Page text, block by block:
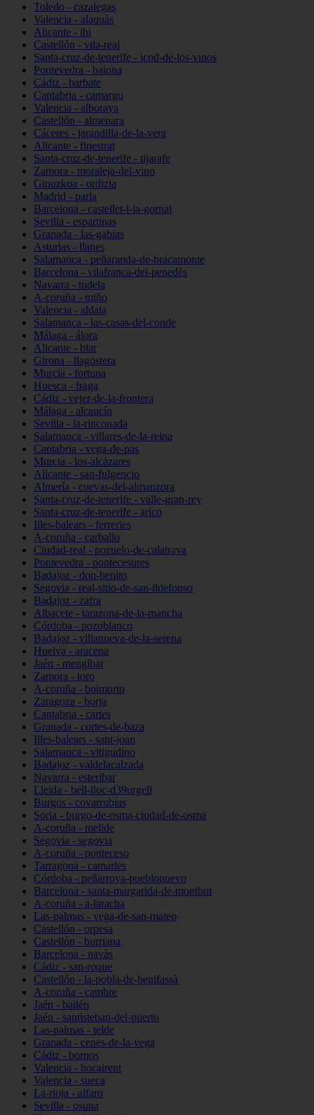
Toledo - cazalegas
Valencia - alaquàs
Alicante - ibi
Castellón - vila-real
Santa-cruz-de-tenerife - icod-de-los-vinos
Pontevedra - baiona
Cádiz - barbate
Cantabria - camargo
Valencia - alboraya
Castellón - almenara
Cáceres - jarandilla-de-la-vera
Alicante - finestrat
Santa-cruz-de-tenerife - tijarafe
Zamora - moraleja-del-vino
Gipuzkoa - ordizia
Madrid - parla
Barcelona - castellet-i-la-gornal
Sevilla - espartinas
Granada - las-gabias
Asturias - llanes
Salamanca - peñaranda-de-bracamonte
Barcelona - vilafranca-del-penedès
Navarra - tudela
A-coruña - miño
Valencia - aldaia
Salamanca - las-casas-del-conde
Málaga - álora
Alicante - biar
Girona - llagostera
Murcia - fortuna
Huesca - fraga
Cádiz - vejer-de-la-frontera
Málaga - alcaucín
Sevilla - la-rinconada
Salamanca - villares-de-la-reina
Cantabria - vega-de-pas
Murcia - los-alcázares
Alicante - san-fulgencio
Almería - cuevas-del-almanzora
Santa-cruz-de-tenerife - valle-gran-rey
Santa-cruz-de-tenerife - arico
Illes-balears - ferreries
A-coruña - carballo
Ciudad-real - pozuelo-de-calatrava
Pontevedra - pontecesures
Badajoz - don-benito
Segovia - real-sitio-de-san-ildefonso
Badajoz - zafra
Albacete - tarazona-de-la-mancha
Córdoba - pozoblanco
Badajoz - villanueva-de-la-serena
Huelva - aracena
Jaén - mengíbar
Zamora - toro
A-coruña - boimorto
Zaragoza - borja
Cantabria - cartes
Granada - cortes-de-baza
Illes-balears - sant-joan
Salamanca - vitigudino
Badajoz - valdelacalzada
Navarra - esteribar
Lleida - bell-lloc-d39urgell
Burgos - covarrubias
Soria - burgo-de-osma-ciudad-de-osma
A-coruña - melide
Segovia - segovia
A-coruña - ponteceso
Tarragona - camarles
Córdoba - peñarroya-pueblonuevo
Barcelona - santa-margarida-de-montbui
A-coruña - a-laracha
Las-palmas - vega-de-san-mateo
Castellón - orpesa
Castellón - burriana
Barcelona - navàs
Cádiz - san-roque
Castellón - la-pobla-de-benifassà
A-coruña - cambre
Jaén - bailén
Jaén - santisteban-del-puerto
Las-palmas - telde
Granada - cenes-de-la-vega
Cádiz - bornos
Valencia - bocairent
Valencia - sueca
La-rioja - alfaro
Sevilla - osuna